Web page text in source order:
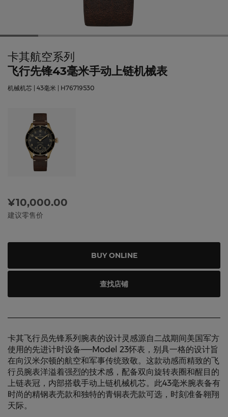
卡其航空系列
飞行先锋43毫米手动上链机械表
机械机芯 | 43毫米 | H76719530
¥10,000.00
建议零售价
BUY ONLINE
查找店铺
卡其飞行员先锋系列腕表的设计灵感源自二战期间美国军方
使用的先进计时设备——Model 23怀表，别具一格的设计旨
在向汉米尔顿的航空和军事传统致敬。这款动感而精致的飞
行员腕表洋溢着强烈的技术感，配备双向旋转表圈和醒目的
上链表冠，内部搭载手动上链机械机芯。此43毫米腕表备有
时尚的精钢表壳款和独特的青铜表壳款可选，时刻准备翱翔
天际。